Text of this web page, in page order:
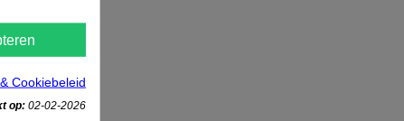
Cookiebeleid
op: 02-02-2026